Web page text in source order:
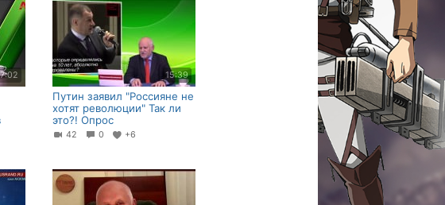
15:39
Путин заявил "Россияне не
хотят революции" Так ли
это?! Опрос
42 0 +6